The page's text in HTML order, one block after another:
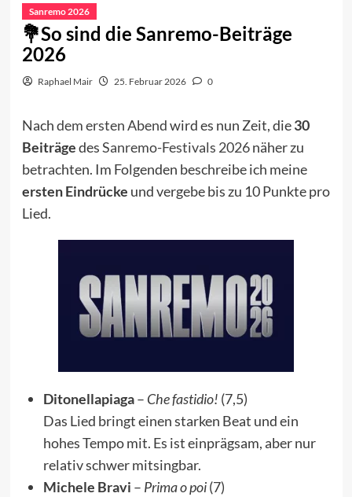
Sanremo 2026
So sind die Sanremo-Beiträge
2026
Raphael Mair 25. Februar 2026 0
Nachdem ersten Abendwird es nun Zeit, die30
BeiträgedesSanremo-Festivals 2026näher zu
betrachten. Im Folgenden beschreibe ich meine
ersten Eindrücke und vergebe bis zu 10 Punkte pro
Lied.
Ditonellapiaga– Che fastidio! (7,5)
Das Lied bringt einen starken Beat und ein
hohes Tempo mit. Es ist einprägsam, aber nur
relativ schwer mitsingbar.
Michele Bravi – Prima o poi(7)